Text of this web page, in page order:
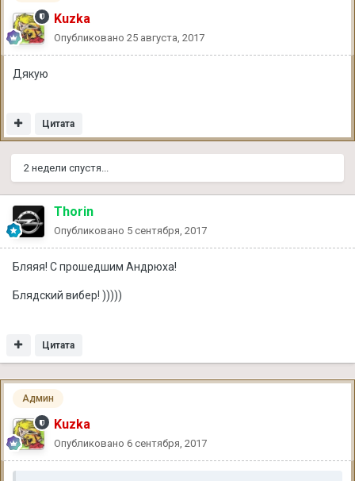
Kuzka
Опубликовано 25 августа, 2017
Дякую
Цитата
2 недели спустя...
Thorin
Опубликовано 5 сентября, 2017
Бляяя! С прошедшим Андрюха!
Блядский вибер! )))))
Цитата
Админ
Kuzka
Опубликовано 6 сентября, 2017